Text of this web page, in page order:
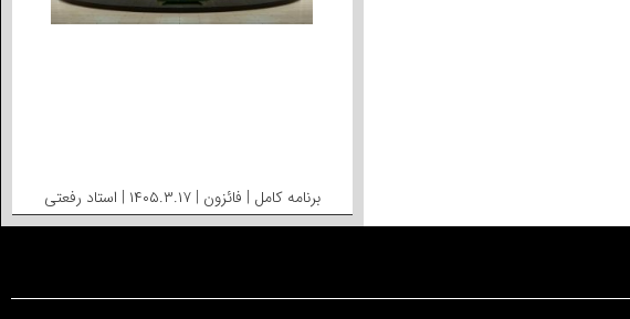
برنامه کامل | فائزون | ۱۴۰۵.۳.۱۷ | استاد رفعتی